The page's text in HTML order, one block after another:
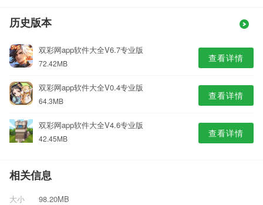
历史版本
双彩网app软件大全V6.7专业版
72.42MB 查看详情
双彩网app软件大全V0.4专业版
64.3MB 查看详情
双彩网app软件大全V4.6专业版
42.45MB 查看详情
相关信息
大小
98.20MB